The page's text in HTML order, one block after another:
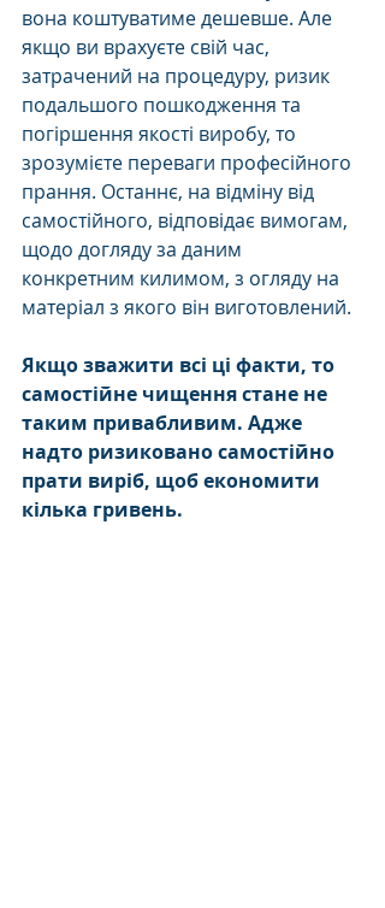
вона коштуватиме дешевше. Але
якщо ви врахуєте свій час,
затрачений на процедуру, ризик
подальшого пошкодження та
погіршення якості виробу, то
зрозумієте переваги професійного
прання. Останнє, на відміну від
самостійного, відповідає вимогам,
щодо догляду за даним
конкретним килимом, з огляду на
матеріал з якого він виготовлений.
Якщо зважити всі ці факти, то
самостійне чищення стане не
таким привабливим. Адже
надто ризиковано самостійно
прати виріб, щоб економити
кілька гривень.